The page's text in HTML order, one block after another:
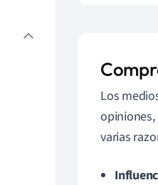
Los
varias